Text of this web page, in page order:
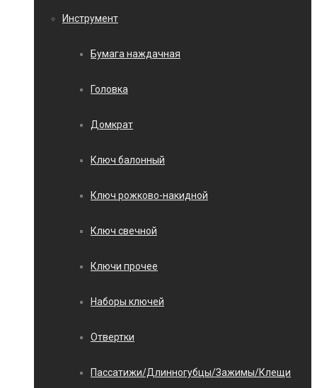
Инструмент
Бумага наждачная
Головка
Домкрат
Ключ балонный
Ключ рожково-накидной
Ключ свечной
Ключи прочее
Наборы ключей
Отвертки
Пассатижи/Длинногубцы/Зажимы/Клещи